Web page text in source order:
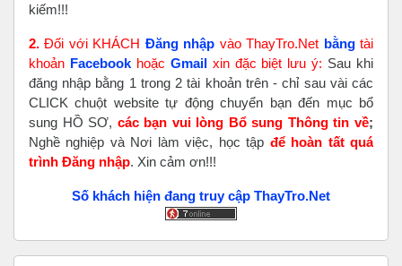
kiếm!!!
2. Đối với KHÁCH Đăng nhập vào ThayTro.Net bằngtài
khoản Facebook hoặc Gmailxin đặc biệt lưu ý: Sau khi
đăng nhập bằng 1 trong 2 tài khoản trên - chỉ sau vài các
CLICK chuột website tự động chuyển bạn đến mục bổ
sung HỒ SƠ, các bạn vui lòng Bổ sung Thông tin về;
Nghề nghiệp và Nơi làm việc, học tập để hoàn tấtquá
trình Đăng nhập. Xin cảm ơn!!!
Số khách hiện đang truy cập ThayTro.Net